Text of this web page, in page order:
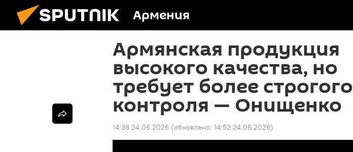
Армения
Армянская продукция
высокого качества, но
требует более строгого
контроля — Онищенко
14:38 24.06.2026 (обновлено: 14:52 24.06.2026)